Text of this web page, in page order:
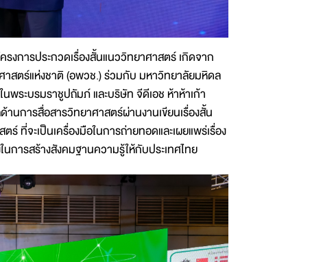
รงการประกวดเรื่องสั้นแนววิทยาศาสตร์ เกิดจาก
สตร์แห่งชาติ (อพวช.) ร่วมกับ มหาวิทยาลัยมหิดล
พระบรมราชูปถัมภ์ และบริษัท จีดีเอช ห้าห้าเก้า
านการสื่อสารวิทยาศาสตร์ผ่านงานเขียนเรื่องสั้น
ที่จะเป็นเครื่องมือในการถ่ายทอดและเผยแพร่เรื่อง
การสร้างสังคมฐานความรู้ให้กับประเทศไทย